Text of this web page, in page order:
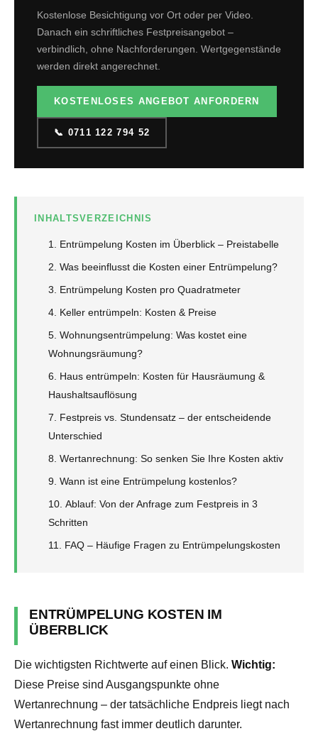
Kostenlose Besichtigung vor Ort oder per Video.
Danach ein schriftliches Festpreisangebot –
verbindlich, ohne Nachforderungen. Wertgegenstände
werden direkt angerechnet.
KOSTENLOSES ANGEBOT ANFORDERN
📞 0711 122 794 52
INHALTSVERZEICHNIS
Entrümpelung Kosten im Überblick – Preistabelle
Was beeinflusst die Kosten einer Entrümpelung?
Entrümpelung Kosten pro Quadratmeter
Keller entrümpeln: Kosten & Preise
Wohnungsentrümpelung: Was kostet eine
Wohnungsräumung?
Haus entrümpeln: Kosten für Hausräumung &
Haushaltsauflösung
Festpreis vs. Stundensatz – der entscheidende
Unterschied
Wertanrechnung: So senken Sie Ihre Kosten aktiv
Wann ist eine Entrümpelung kostenlos?
Ablauf: Von der Anfrage zum Festpreis in 3
Schritten
FAQ – Häufige Fragen zu Entrümpelungskosten
ENTRÜMPELUNG KOSTEN IM
ÜBERBLICK
Die wichtigsten Richtwerte auf einen Blick. Wichtig:
Diese Preise sind Ausgangspunkte ohne
Wertanrechnung – der tatsächliche Endpreis liegt nach
Wertanrechnung fast immer deutlich darunter.